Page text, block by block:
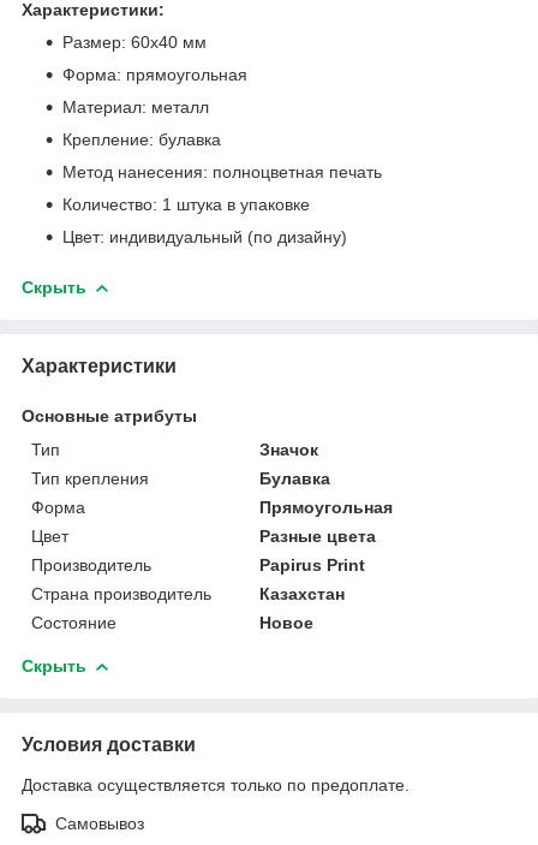
Характеристики:
Размер: 60x40 мм
Форма: прямоугольная
Материал: металл
Крепление: булавка
Метод нанесения: полноцветная печать
Количество: 1 штука в упаковке
Цвет: индивидуальный (по дизайну)
Скрыть
Характеристики
Основные атрибуты
Тип
Значок
Тип крепления
Булавка
Форма
Прямоугольная
Цвет
Разные цвета
Производитель
Papirus Print
Страна производитель
Казахстан
Состояние
Новое
Скрыть
Условия доставки
Доставка осуществляется только по предоплате.
Самовывоз